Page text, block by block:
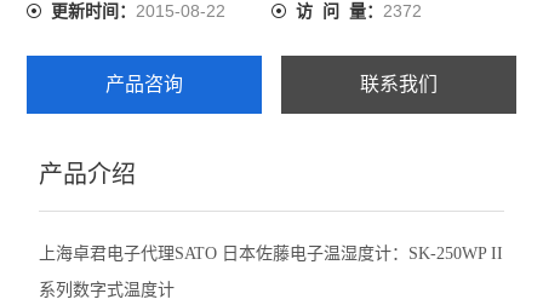
横河YOKOGAWA
赛发SEFAR
新宝SHIMPO
更新时间：2015-08-22 访 问 量： 2372
产品咨询 联系我们
产品介绍
上海卓君电子代理SATO 日本佐藤电子温湿度计：SK-250WP II
系列数字式温度计